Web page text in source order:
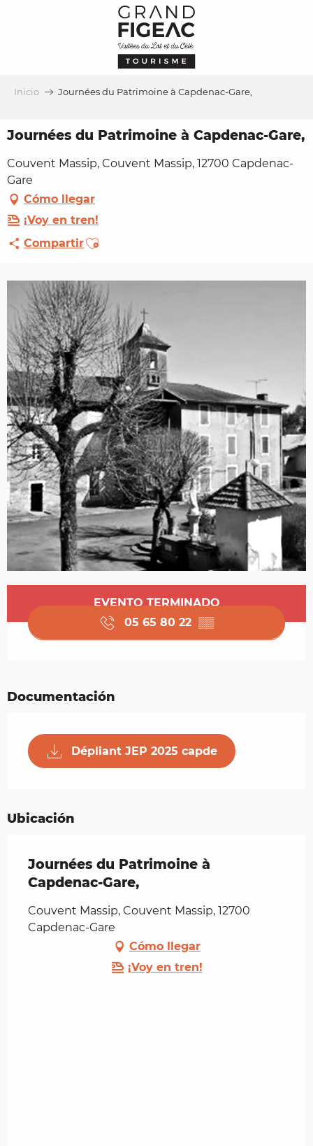
Inicio Journées du Patrimoine à Capdenac-Gare,
Journées du Patrimoine à Capdenac-Gare,
Couvent Massip, Couvent Massip, 12700 Capdenac-
Gare
Cómo llegar
¡Voy en tren!
CompartirAjouter aux favoris
Horarios y datos de contacto
EVENTO TERMINADO
05 65 80 22 ▒▒
Documentación
Dépliant JEP 2025 capde
Ubicación
Journées du Patrimoine à
Capdenac-Gare,
Couvent Massip, Couvent Massip, 12700
Capdenac-Gare
Cómo llegar
¡Voy en tren!